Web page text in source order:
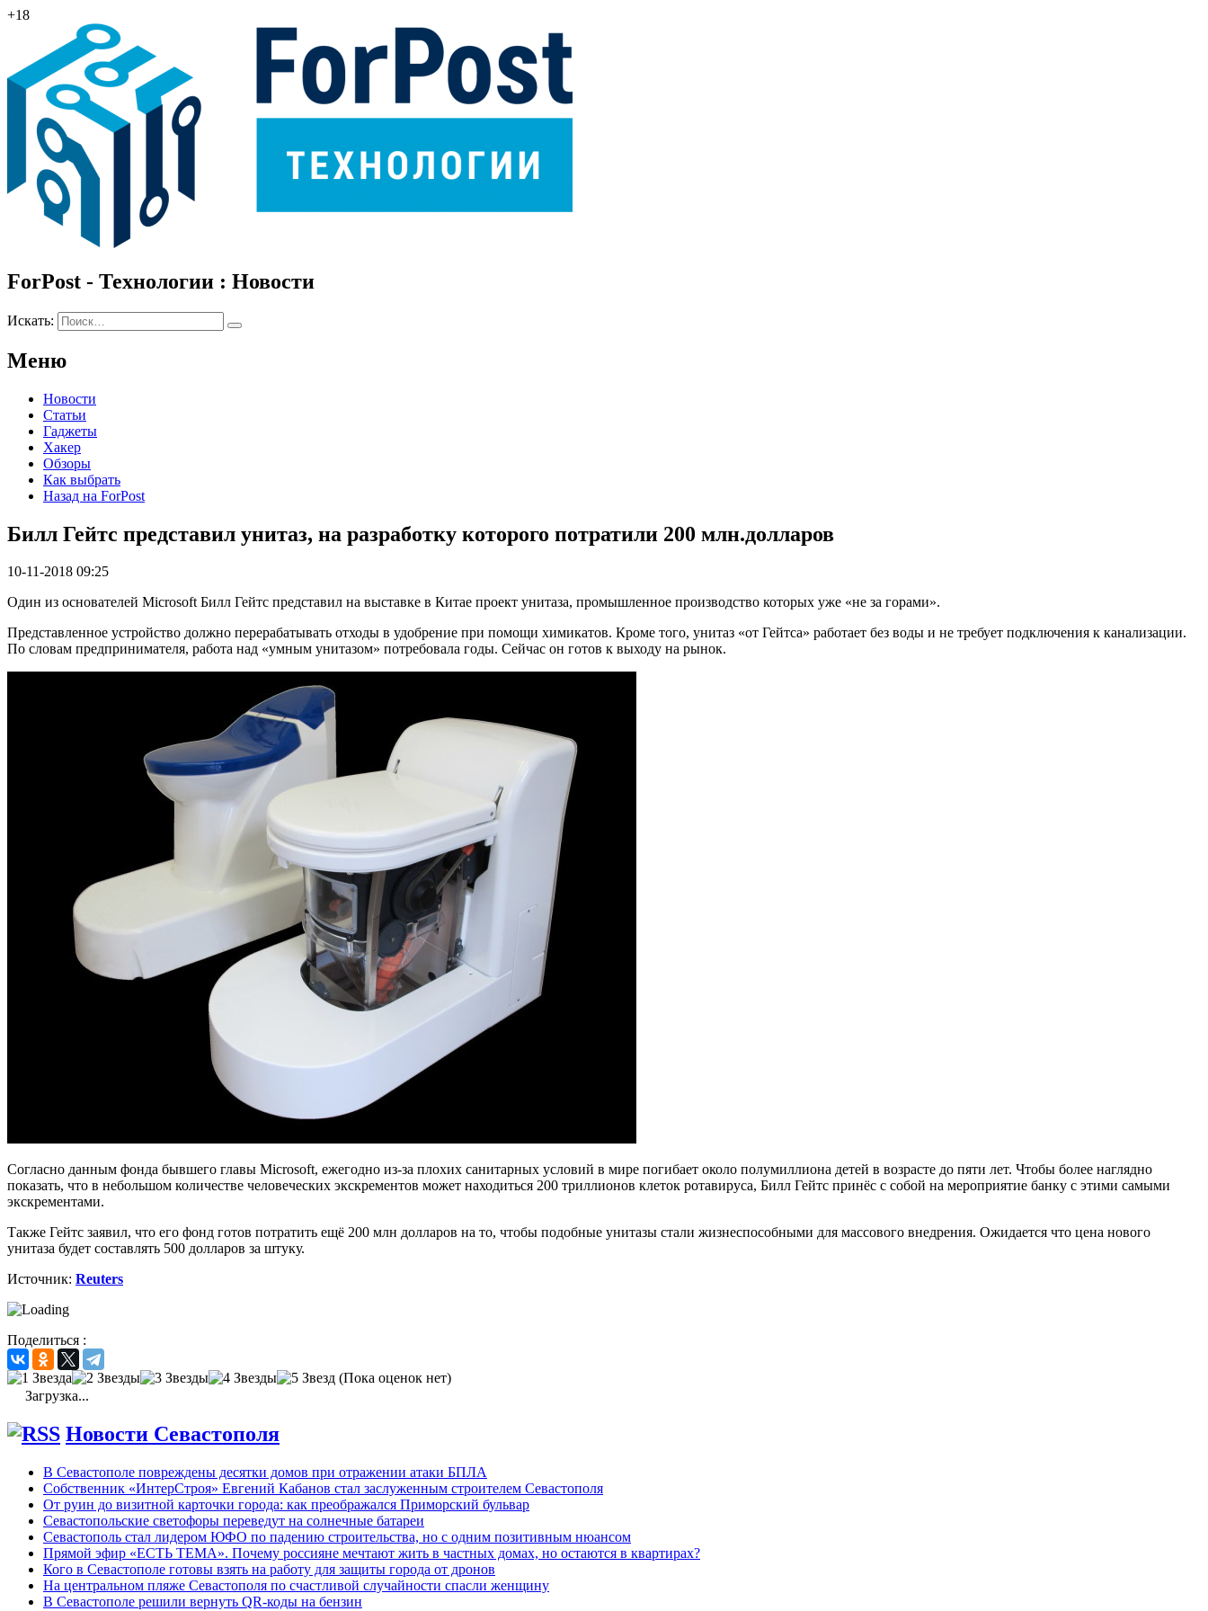
+18
ForPost - Технологии : Новости
Искать:
Меню
Новости
Статьи
Гаджеты
Хакер
Обзоры
Как выбрать
Назад на ForPost
Билл Гейтс представил унитаз, на разработку которого потратили 200 млн.долларов
10-11-2018 09:25
Один из основателей Microsoft Билл Гейтс представил на выставке в Китае проект унитаза, промышленное производство которых уже «не за горами».
Представленное устройство должно перерабатывать отходы в удобрение при помощи химикатов. Кроме того, унитаз «от Гейтса» работает без воды и не требует подключения к канализации.
По словам предпринимателя, работа над «умным унитазом» потребовала годы. Сейчас он готов к выходу на рынок.
Согласно данным фонда бывшего главы Microsoft, ежегодно из-за плохих санитарных условий в мире погибает около полумиллиона детей в возрасте до пяти лет. Чтобы более наглядно
показать, что в небольшом количестве человеческих экскрементов может находиться 200 триллионов клеток ротавируса, Билл Гейтс принёс с собой на мероприятие банку с этими самыми
экскрементами.
Также Гейтс заявил, что его фонд готов потратить ещё 200 млн долларов на то, чтобы подобные унитазы стали жизнеспособными для массового внедрения. Ожидается что цена нового
унитаза будет составлять 500 долларов за штуку.
Источник: Reuters
Поделиться :
(Пока оценок нет)
Загрузка...
Новости Севастополя
В Севастополе повреждены десятки домов при отражении атаки БПЛА
Собственник «ИнтерСтроя» Евгений Кабанов стал заслуженным строителем Севастополя
От руин до визитной карточки города: как преображался Приморский бульвар
Севастопольские светофоры переведут на солнечные батареи
Севастополь стал лидером ЮФО по падению строительства, но с одним позитивным нюансом
Прямой эфир «ЕСТЬ ТЕМА». Почему россияне мечтают жить в частных домах, но остаются в квартирах?
Кого в Севастополе готовы взять на работу для защиты города от дронов
На центральном пляже Севастополя по счастливой случайности спасли женщину
В Севастополе решили вернуть QR-коды на бензин